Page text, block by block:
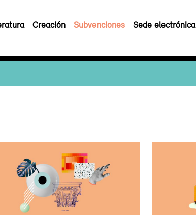
Creación Subvenciones Sede electrónica